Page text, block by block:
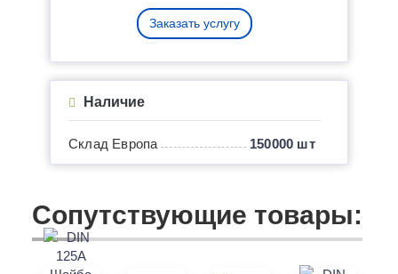
Заказать услугу
Наличие
Склад Европа 150000 шт
Сопутствующие товары: